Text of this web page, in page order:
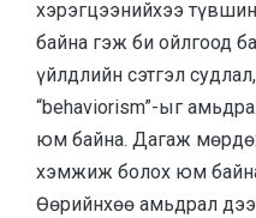
хэрэгцээнийхээ
байна гэж би ойлгоод
үйлдлийн сэтгэл
“behaviorism”-ыг
юм байна. Дагаж
хэмжиж болох юм
Өөрийнхөө амьдрал